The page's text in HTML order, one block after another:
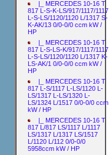
|_ MERCEDES 10-16 T
817 L-S-K-LS/917/1117/1117
L-S-LS/1120/1120 L/1317 S-
K-AK/13 0/0-0/0 ccm kW /
HP
|_ MERCEDES 10-16 T
817 L-S-LS-K/917/1117/1117
L-S-LS/1120/1120 L/1317 K-
LS-AK/1 0/0-0/0 ccm kW /
HP
|_ MERCEDES 10-16 T
817 L-S/1117 L-LS/1120 L-
LS/1317 L-LS/1320 L-
LS/1324 L/1517 0/0-0/0 ccm
kW / HP
|_ MERCEDES 10-16 T
817 L/817 LS/1117 L/1117
LS/1317 L/1317 LS/1517
L/1120 L/112 0/0-0/0
5958ccm kW / HP